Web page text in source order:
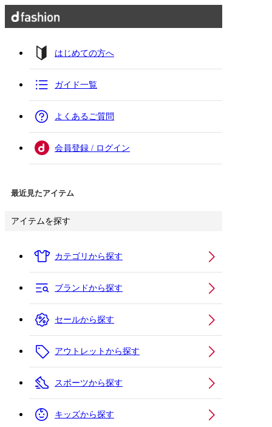
はじめての方へ
ガイド一覧
よくあるご質問
会員登録 / ログイン
最近見たアイテム
アイテムを探す
カテゴリから探す
ブランドから探す
セールから探す
アウトレットから探す
スポーツから探す
キッズから探す